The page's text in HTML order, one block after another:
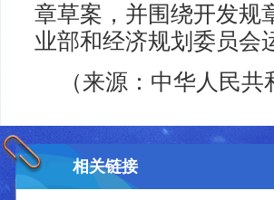
章草案，并围绕开发规
业部和经济规划委员会
（来源：中华人民
相关链接